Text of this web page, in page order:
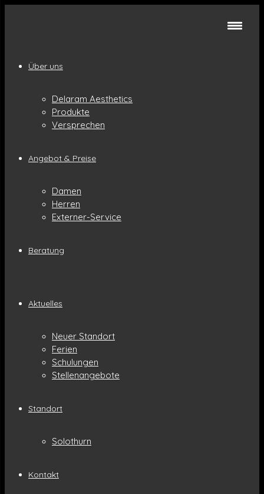
Über uns
Delaram Aesthetics
Produkte
Versprechen
Angebot & Preise
Damen
Herren
Externer-Service
Beratung
Aktuelles
Neuer Standort
Ferien
Schulungen
Stellenangebote
Standort
Solothurn
Kontakt